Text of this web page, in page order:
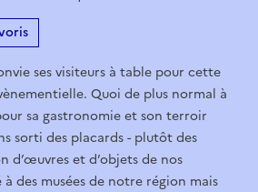
ses visiteurs à table pour cette
Quoi de plus normal à
sa gastronomie et son terroir
sorti des placards - plutôt des
d’œuvres et d’objets de nos
des musées de notre région mais